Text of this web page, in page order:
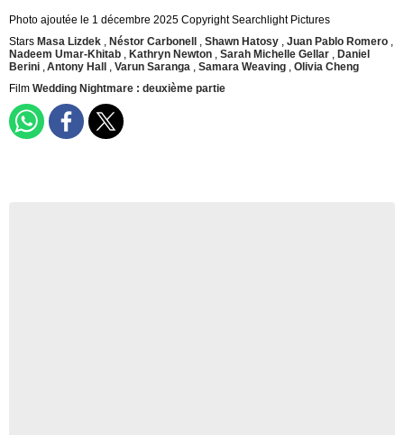
Photo ajoutée le 1 décembre 2025 Copyright Searchlight Pictures
Stars Masa Lizdek , Néstor Carbonell , Shawn Hatosy , Juan Pablo Romero ,
Nadeem Umar-Khitab , Kathryn Newton , Sarah Michelle Gellar , Daniel
Berini ,Antony Hall , Varun Saranga , Samara Weaving , Olivia Cheng
Film Wedding Nightmare : deuxième partie